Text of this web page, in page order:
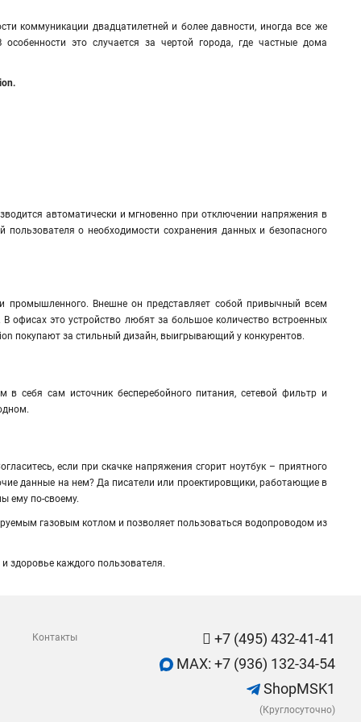
коммуникации двадцатилетней и более давности, иногда все же
это случается за чертой города, где частные дома
автоматически и мгновенно при отключении напряжения в
о необходимости сохранения данных и безопасного
промышленного. Внешне он представляет собой привычный всем
офисах это устройство любят за большое количество встроенных
покупают за стильный дизайн, выигрывающий у конкурентов.
себя сам источник бесперебойного питания, сетевой фильтр и
если при скачке напряжения сгорит ноутбук – приятного
данные на нем? Да писатели или проектировщики, работающие в
ему по-своему.
газовым котлом и позволяет пользоваться водопроводом из
здоровье каждого пользователя.
Контакты
+7 (495) 432-41-41
MAX: +7 (936) 132-34-54
ShopMSK1
(Круглосуточно)